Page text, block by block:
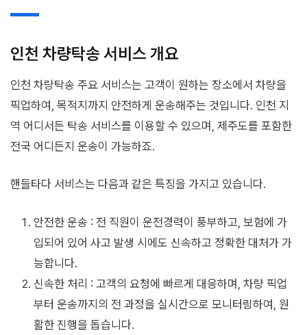
인천 차량탁송 서비스 개요
인천 차량탁송 주요 서비스는 고객이 원하는 장소에서 차량을
픽업하여, 목적지까지 안전하게 운송해주는 것입니다. 인천 지
역 어디서든 탁송 서비스를 이용할 수 있으며, 제주도를 포함한
전국 어디든지 운송이 가능하죠.
핸들타다 서비스는 다음과 같은 특징을 가지고 있습니다.
안전한 운송 : 전 직원이 운전경력이 풍부하고, 보험에 가
입되어 있어 사고 발생 시에도 신속하고 정확한 대처가 가
능합니다.
신속한 처리 : 고객의 요청에 빠르게 대응하며, 차량 픽업
부터 운송까지의 전 과정을 실시간으로 모니터링하여, 원
활한 진행을 돕습니다.